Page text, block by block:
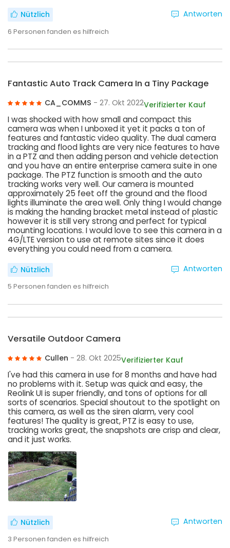
Nützlich
6 Personen fanden es hilfreich
Antworten
Fantastic Auto Track Camera In a Tiny Package
CA_COMMS - 27. Okt 2022Verifizierter Kauf
I was shocked with how small and compact this
camera was when I unboxed it yet it packs a ton of
features and fantastic video quality. The dual camera
tracking and flood lights are very nice features to have
in a PTZ and then adding person and vehicle detection
and you have an entire enterprise camera suite in one
package. The PTZ function is smooth and the auto
tracking works very well. Our camera is mounted
approximately 25 feet off the ground and the flood
lights illuminate the area well. Only thing I would change
is making the handing bracket metal instead of plastic
however it is still very strong and perfect for typical
mounting locations. I would love to see this camera in a
4G/LTE version to use at remote sites since it does
everything you could need from a camera.
Nützlich
5 Personen fanden es hilfreich
Antworten
Versatile Outdoor Camera
Cullen - 28. Okt 2025Verifizierter Kauf
I've had this camera in use for 8 months and have had
no problems with it. Setup was quick and easy, the
Reolink UI is super friendly, and tons of options for all
sorts of scenarios. Special shoutout to the spotlight on
this camera, as well as the siren alarm, very cool
features! The quality is great, PTZ is easy to use,
tracking works great, the snapshots are crisp and clear,
and it just works.
Nützlich
3 Personen fanden es hilfreich
Antworten